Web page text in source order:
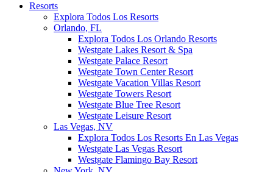
Resorts
Explora Todos Los Resorts
Orlando, FL
Explora Todos Los Orlando Resorts
Westgate Lakes Resort & Spa
Westgate Palace Resort
Westgate Town Center Resort
Westgate Vacation Villas Resort
Westgate Towers Resort
Westgate Blue Tree Resort
Westgate Leisure Resort
Las Vegas, NV
Explora Todos Los Resorts En Las Vegas
Westgate Las Vegas Resort
Westgate Flamingo Bay Resort